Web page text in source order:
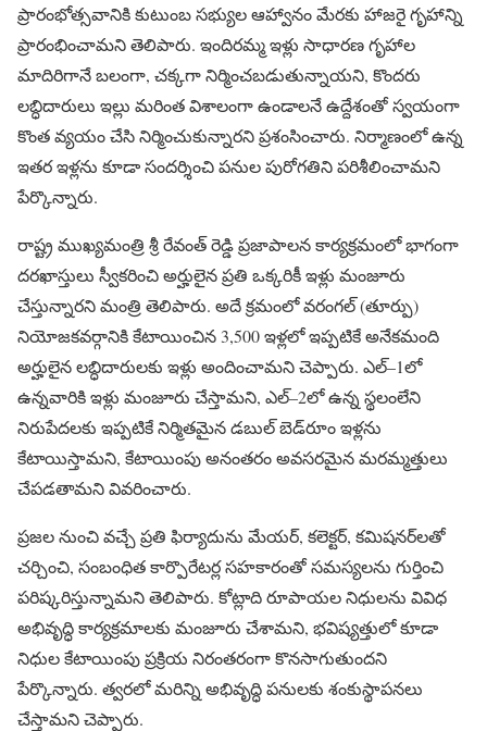
ప్రారంభోత్సవానికి కుటుంబ సభ్యుల ఆహ్వానం మేరకు హాజరై గృహాన్ని
ప్రారంభించామని తెలిపారు. ఇందిరమ్మ ఇళ్లు సాధారణ గృహాల
మాదిరిగానే బలంగా, చక్కగా నిర్మించబడుతున్నాయని, కొందరు
లబ్ధిదారులు ఇల్లు మరింత విశాలంగా ఉండాలనే ఉద్దేశంతో స్వయంగా
కొంత వ్యయం చేసి నిర్మించుకున్నారని ప్రశంసించారు. నిర్మాణంలో ఉన్న
ఇతర ఇళ్లను కూడా సందర్శించి పనుల పురోగతిని పరిశీలించామని
పేర్కొన్నారు.
రాష్ట్ర ముఖ్యమంత్రి శ్రీ రేవంత్ రెడ్డి ప్రజాపాలన కార్యక్రమంలో భాగంగా
దరఖాస్తులు స్వీకరించి అర్హులైన ప్రతి ఒక్కరికీ ఇళ్లు మంజూరు
చేస్తున్నారని మంత్రి తెలిపారు. అదే క్రమంలో వరంగల్ (తూర్పు)
నియోజకవర్గానికి కేటాయించిన 3,500 ఇళ్లలో ఇప్పటికే అనేకమంది
అర్హులైన లబ్ధిదారులకు ఇళ్లు అందించామని చెప్పారు. ఎల్–1లో
ఉన్నవారికి ఇళ్లు మంజూరు చేస్తామని, ఎల్–2లో ఉన్న స్థలంలేని
నిరుపేదలకు ఇప్పటికే నిర్మితమైన డబుల్ బెడ్‌రూం ఇళ్లను
కేటాయిస్తామని, కేటాయింపు అనంతరం అవసరమైన మరమ్మత్తులు
చేపడతామని వివరించారు.
ప్రజల నుంచి వచ్చే ప్రతి ఫిర్యాదును మేయర్, కలెక్టర్, కమిషనర్‌లతో
చర్చించి, సంబంధిత కార్పొరేటర్ల సహకారంతో సమస్యలను గుర్తించి
పరిష్కరిస్తున్నామని తెలిపారు. కోట్లాది రూపాయల నిధులను వివిధ
అభివృద్ధి కార్యక్రమాలకు మంజూరు చేశామని, భవిష్యత్తులో కూడా
నిధుల కేటాయింపు ప్రక్రియ నిరంతరంగా కొనసాగుతుందని
పేర్కొన్నారు. త్వరలో మరిన్ని అభివృద్ధి పనులకు శంకుస్థాపనలు
చేస్తామని చెప్పారు.